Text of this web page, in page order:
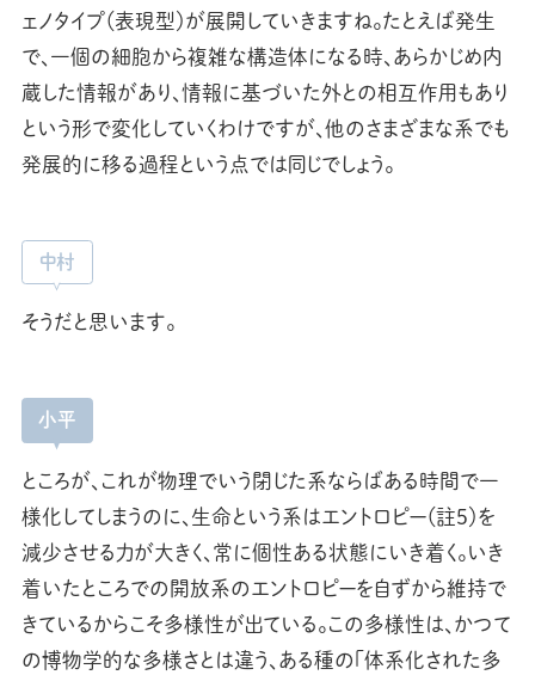
ェノタイプ（表現型）が展開していきますね。たとえば発生
で、一個の細胞から複雑な構造体になる時、あらかじめ内
蔵した情報があり、情報に基づいた外との相互作用もあり
という形で変化していくわけですが、他のさまざまな系でも
発展的に移る過程という点では同じでしょう。
中村
そうだと思います。
小平
ところが、これが物理でいう閉じた系ならばある時間で一
様化してしまうのに、生命という系はエントロピー（註5）を
減少させる力が大きく、常に個性ある状態にいき着く。いき
着いたところでの開放系のエントロピーを自ずから維持で
きているからこそ多様性が出ている。この多様性は、かつて
の博物学的な多様さとは違う、ある種の「体系化された多